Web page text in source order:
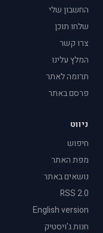
החשבון שלי
שלחו תוכן
צרו קשר
המלץ עלינו
תרומה לאתר
פרסם באתר
ניווט
חיפוש
מפת האתר
נושאים באתר
RSS 2.0
English version
חנות ג'ויסטיק